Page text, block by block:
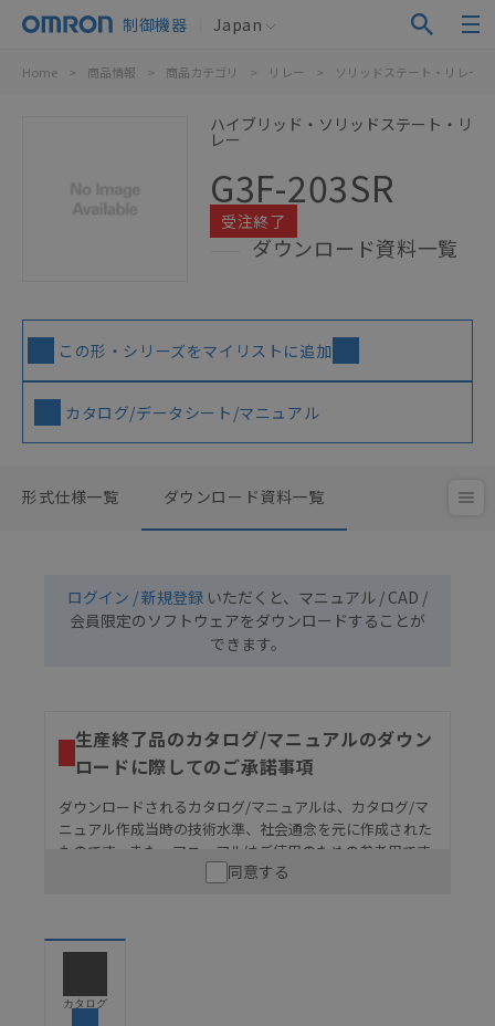
制御機器 Japan
Home > 商品情報 > 商品カテゴリ > リレー > ソリッドステート・リレー
ハイブリッド・ソリッドステート・リ
レー
G3F-203SR
受注終了
ダウンロード資料一覧
この形・シリーズをマイリストに追加
カタログ/データシート/マニュアル
形式仕様一覧 ダウンロード資料一覧
ログイン / 新規登録 いただくと、マニュアル / CAD /
会員限定のソフトウェアをダウンロードすることが
できます。
生産終了品のカタログ/マニュアルのダウン
ロードに際してのご承諾事項
ダウンロードされるカタログ/マニュアルは、カタログ/マ
ニュアル作成当時の技術水準、社会通念を元に作成された
ものです。また、マニュアルはご使用のための参考用です
ので、ご使用にあたっての安全性については十分にご配慮
うな用途に使用される場合には、システム全体として
保できるよう設計されていること、および本製品が全
同意する
カタログ